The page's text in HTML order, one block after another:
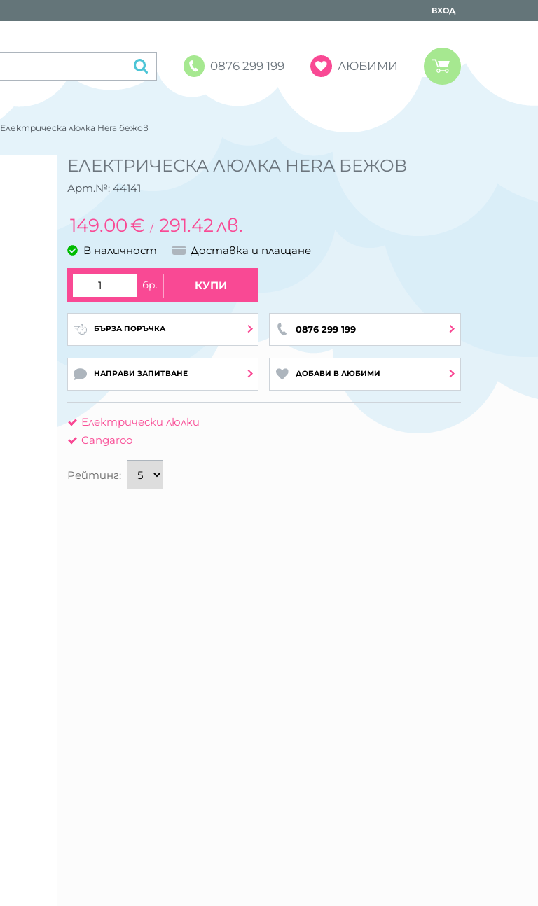
ВХОД
0876 299 199 ЛЮБИМИ
Електрическа люлка Hera бежов
ЕЛЕКТРИЧЕСКА ЛЮЛКА HERA БЕЖОВ
Арт.№: 44141
149.00€ / 291.42лв.
В наличност Доставка и плащане
бр. КУПИ
БЪРЗА ПОРЪЧКА 0876 299 199
НАПРАВИ ЗАПИТВАНЕ ДОБАВИ В ЛЮБИМИ
Електрически люлки
Cangaroo
Рейтинг: